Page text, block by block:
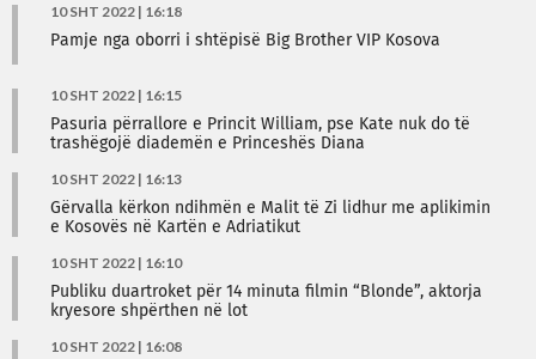
10 SHT 2022 | 16:18
Pamje nga oborri i shtëpisë Big Brother VIP Kosova
10 SHT 2022 | 16:15
Pasuria përrallore e Princit William, pse Kate nuk do të
trashëgojë diademën e Princeshës Diana
10 SHT 2022 | 16:13
Gërvalla kërkon ndihmën e Malit të Zi lidhur me aplikimin
e Kosovës në Kartën e Adriatikut
10 SHT 2022 | 16:10
Publiku duartroket për 14 minuta filmin “Blonde”, aktorja
kryesore shpërthen në lot
10 SHT 2022 | 16:08